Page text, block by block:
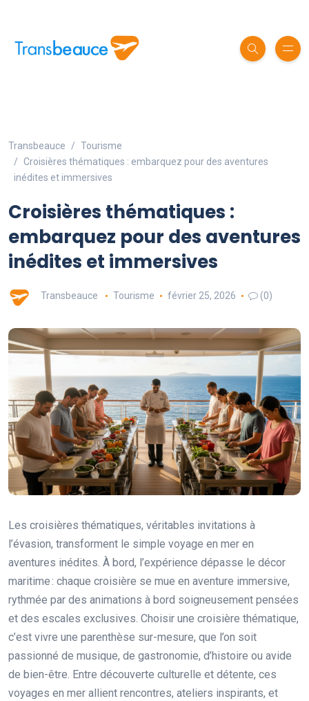
Transbeauce
Tourisme
Croisières thématiques : embarquez pour des aventures
inédites et immersives
Croisières thématiques :
embarquez pour des aventures
inédites et immersives
Transbeauce Tourisme février 25, 2026 (0)
Les croisières thématiques, véritables invitations à
l’évasion, transforment le simple voyage en mer en
aventures inédites. À bord, l’expérience dépasse le décor
maritime : chaque croisière se mue en aventure immersive,
rythmée par des animations à bord soigneusement pensées
et des escales exclusives. Choisir une croisière thématique,
c’est vivre une parenthèse sur-mesure, que l’on soit
passionné de musique, de gastronomie, d’histoire ou avide
de bien-être. Entre découverte culturelle et détente, ces
voyages en mer allient rencontres, ateliers inspirants, et